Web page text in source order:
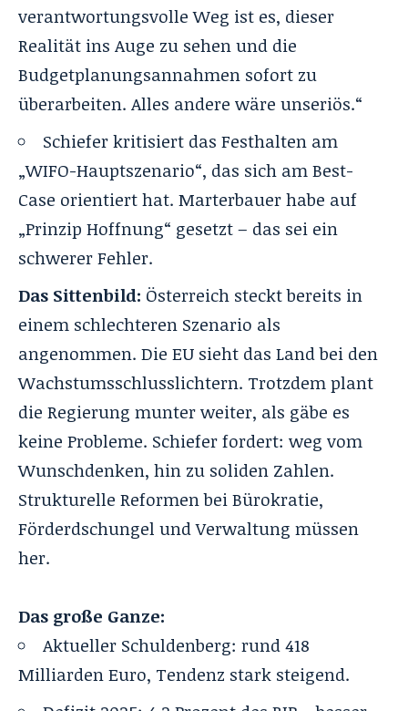
verantwortungsvolle Weg ist es, dieser
Realität ins Auge zu sehen und die
Budgetplanungsannahmen sofort zu
überarbeiten. Alles andere wäre unseriös.“
Schiefer kritisiert das Festhalten am
„WIFO-Hauptszenario“, das sich am Best-
Case orientiert hat. Marterbauer habe auf
„Prinzip Hoffnung“ gesetzt – das sei ein
schwerer Fehler.
Das Sittenbild: Österreich steckt bereits in
einem schlechteren Szenario als
angenommen. Die EU sieht das Land bei den
Wachstumsschlusslichtern. Trotzdem plant
die Regierung munter weiter, als gäbe es
keine Probleme. Schiefer fordert: weg vom
Wunschdenken, hin zu soliden Zahlen.
Strukturelle Reformen bei Bürokratie,
Förderdschungel und Verwaltung müssen
her.
Das große Ganze:
Aktueller Schuldenberg: rund 418
Milliarden Euro, Tendenz stark steigend.